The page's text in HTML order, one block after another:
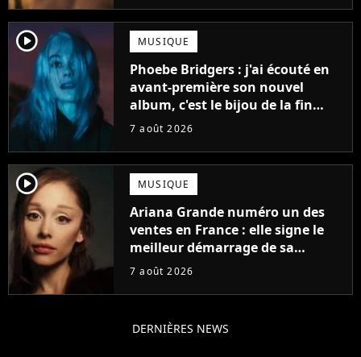
player2 MUSIQUE
Phoebe Bridgers : j'ai écouté en
avant-première son nouvel
album, c'est le bijou de la fin
d'été
7 août 2026
player2 MUSIQUE
Ariana Grande numéro un des
ventes en France : elle signe le
meilleur démarrage de sa
carrière avec son album Petal
7 août 2026
DERNIÈRES NEWS